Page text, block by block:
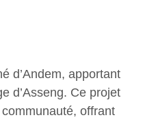
d’Andem, apportant
d’Asseng. Ce projet
offrant